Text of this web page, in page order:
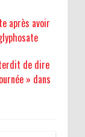
après avoir
de dire
» dans